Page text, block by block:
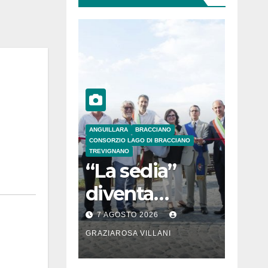
ANGUILLARA
BRACCIANO
CONSORZIO LAGO DI BRACCIANO
TREVIGNANO
“La sedia”
diventa
Belvedere sul
lago di
Bracciano: ieri
7 AGOSTO 2026
GRAZIAROSA VILLANI